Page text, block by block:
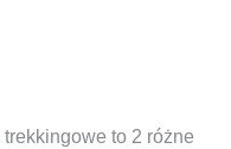
to 2 różne